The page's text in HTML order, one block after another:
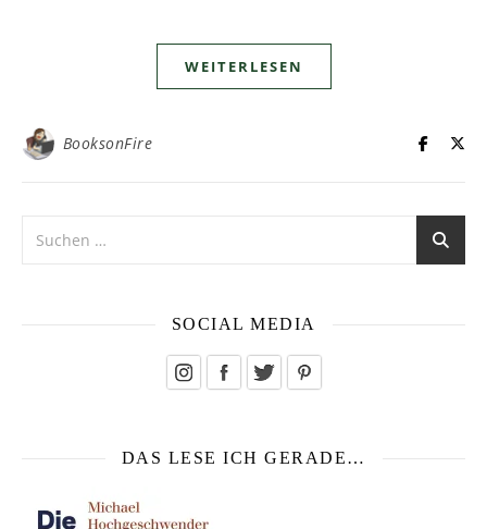
WEITERLESEN
BooksonFire
SOCIAL MEDIA
DAS LESE ICH GERADE…